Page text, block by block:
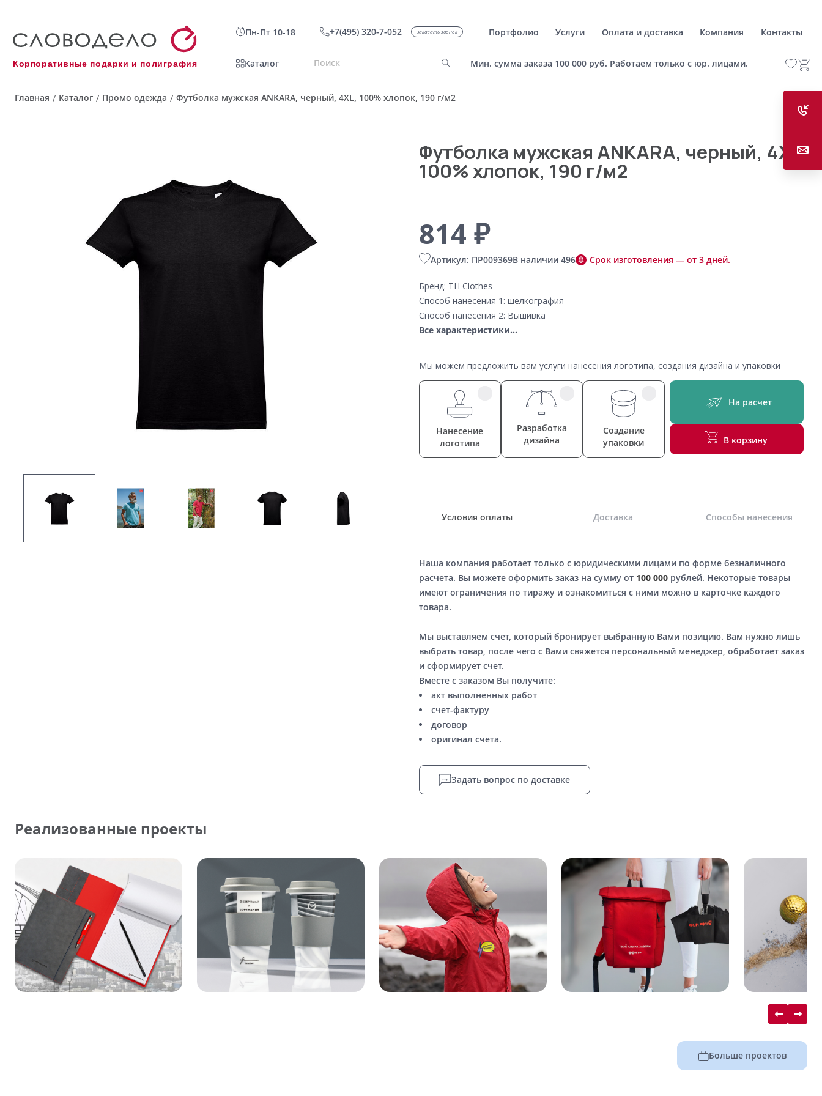
Корпоративные подарки и полиграфия
Пн-Пт 10-18 +7(495) 320-7-052 Заказать звонок Портфолио Услуги Оплата и доставка Компания Контакты
Каталог Мин. сумма заказа 100 000 руб. Работаем только с юр. лицами.
Главная / Каталог / Промо одежда / Футболка мужская ANKARA, черный, 4XL, 100% хлопок, 190 г/м2
Футболка мужская ANKARA, черный, 4XL,
100% хлопок, 190 г/м2
814 ₽
Артикул: ПР009369В наличии 496 Срок изготовления — от 3 дней.
Бренд: TH Clothes
Способ нанесения 1: шелкография
Способ нанесения 2: Вышивка
Все характеристики...
Мы можем предложить вам услуги нанесения логотипа, создания дизайна и упаковки
Нанесение
логотипа
Разработка
дизайна
Создание
упаковки
На расчет
В корзину
Условия оплаты Доставка Способы нанесения
Наша компания работает только с юридическими лицами по форме безналичного
расчета. Вы можете оформить заказ на сумму от 100 000рублей. Некоторые товары
имеют ограничения по тиражу и ознакомиться с ними можно в карточке каждого
товара.
Мы выставляем счет, который бронирует выбранную Вами позицию. Вам нужно лишь
выбрать товар, после чего с Вами свяжется персональный менеджер, обработает заказ
и сформирует счет.
Вместе с заказом Вы получите:
акт выполненных работ
счет-фактуру
договор
оригинал счета.
Задать вопрос по доставке
Реализованные проекты
Больше проектов